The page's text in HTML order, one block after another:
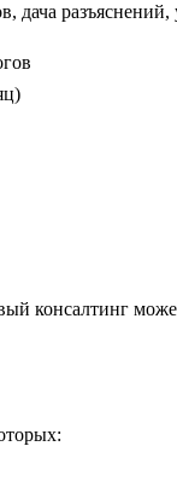
дача разъяснений,
консалтинг